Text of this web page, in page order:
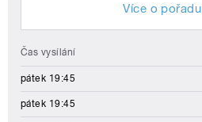
Více o pořadu
Čas vysílání
pátek 19:45
pátek 19:45